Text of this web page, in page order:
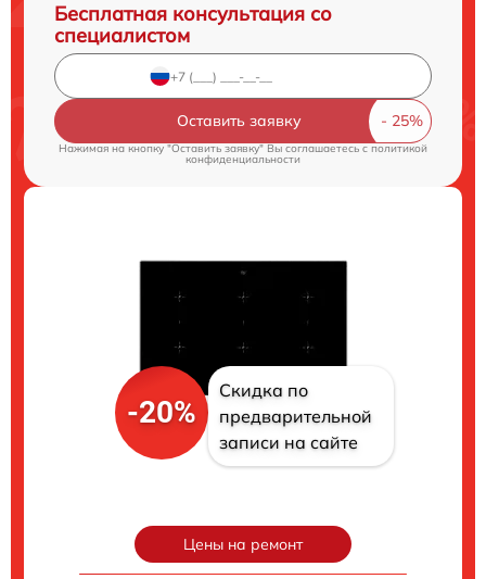
Бесплатная консультация со
специалистом
Оставить заявку
Нажимая на кнопку "Оставить заявку" Вы соглашаетесь cполитикой
конфиденциальности
-20%
Скидка по
предварительной
записи на сайте
Цены на ремонт